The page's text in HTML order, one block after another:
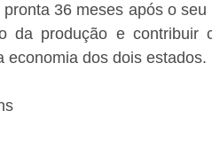
36 meses após o
da produção e
economia dos dois estados.